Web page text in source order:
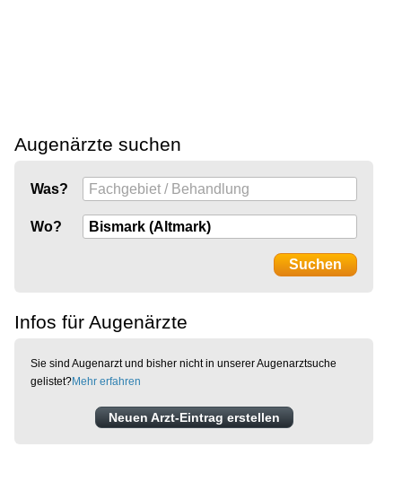
Augenärzte suchen
Was?
Wo?
Infos für Augenärzte
Sie sind Augenarzt und bisher nicht in unserer Augenarztsuche
gelistet?Mehr erfahren
Neuen Arzt-Eintrag erstellen